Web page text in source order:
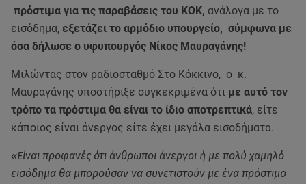
πρόστιμα για τις παραβάσεις του ΚΟΚ, ανάλογα με το
εισόδημα, εξετάζει το αρμόδιο υπουργείο, σύμφωνα με
όσα δήλωσε ο υφυπουργός Νίκος Μαυραγάνης!
Μιλώντας στον ραδιοσταθμό Στο Κόκκινο, ο κ.
Μαυραγάνης υποστήριξε συγκεκριμένα ότι με αυτό τον
τρόπο τα πρόστιμα θα είναι το ίδιο αποτρεπτικά, είτε
κάποιος είναι άνεργος είτε έχει μεγάλα εισοδήματα.
«Είναι προφανές ότι άνθρωποι άνεργοι ή με πολύ χαμηλό
εισόδημα θα μπορούσαν να συνετιστούν με ένα πρόστιμο